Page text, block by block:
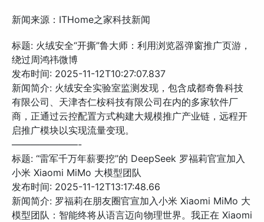
新闻来源：ITHome之家科技新闻
标题: 火绒安全“开撕”鲁大师：利用浏览器弹窗推广页游，
绕过周鸿祎微博
发布时间: 2025-11-12T10:27:07.837
新闻简介: 火绒安全实验室监测发现，包含成都奇鲁科技
有限公司、天津杏仁桉科技有限公司在内的多家软件厂
商，正通过云控配置方式构建大规模推广产业链，远程开
启推广模块以实现流量变现。
———————-
标题: “雷军千万年薪要挖”的 DeepSeek 罗福莉官宣加入
小米 Xiaomi MiMo 大模型团队
发布时间: 2025-11-12T13:17:48.66
新闻简介: 罗福莉在朋友圈官宣加入小米 Xiaomi MiMo 大
模型团队：智能终将从语言迈向物理世界。我正在 Xiaomi